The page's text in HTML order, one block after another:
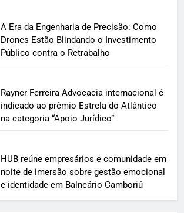
A Era da Engenharia de Precisão: Como
Drones Estão Blindando o Investimento
Público contra o Retrabalho
Rayner Ferreira Advocacia internacional é
indicado ao prêmio Estrela do Atlântico
na categoria “Apoio Jurídico”
HUB reúne empresários e comunidade em
noite de imersão sobre gestão emocional
e identidade em Balneário Camboriú